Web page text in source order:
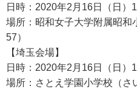
日時：2020年2月16日（日）
場所：昭和女子大学附属昭和
57）
【埼玉会場】
日時：2020年2月16日（日）
場所：さとえ学園小学校（さ